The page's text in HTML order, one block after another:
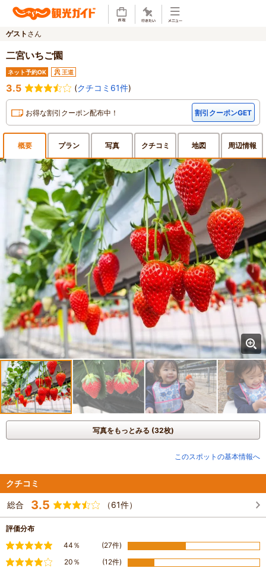
ゲスト さん
二宮いちご園
ネット予約OK 王道
3.5 (クチコミ61件)
お得な割引クーポン配布中！ 割引クーポンGET
概要 プラン 写真 クチコミ 地図 周辺情報
写真をもっとみる (32枚)
このスポットの基本情報へ
クチコミ
総合 3.5 （61件）
評価分布
満足44％ (27件)
やや満足
20％ (12件)